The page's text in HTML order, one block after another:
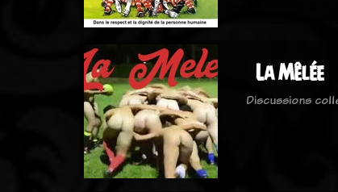
La Mêlée
Discussions